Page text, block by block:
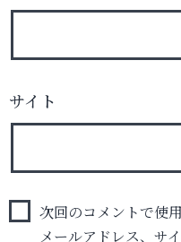
サイト
次回のコメントで使
メールアドレス、サ